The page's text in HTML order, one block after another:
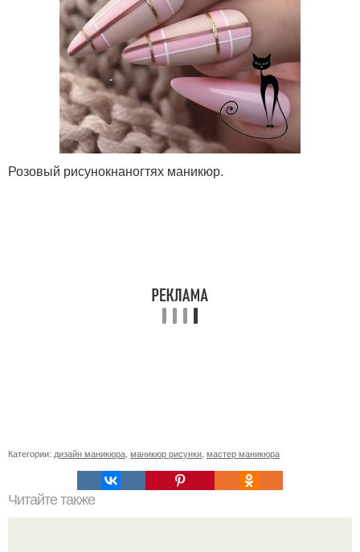
Розовый рисунокнаногтях маникюр.
Категории: дизайн маникюра маникюр рисунки мастер маникюра
Читайте также